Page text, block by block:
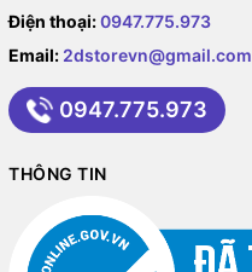
Điện thoại:0947.775.973
Email: 2dstorevn@gmail.com
0947.775.973
THÔNG TIN